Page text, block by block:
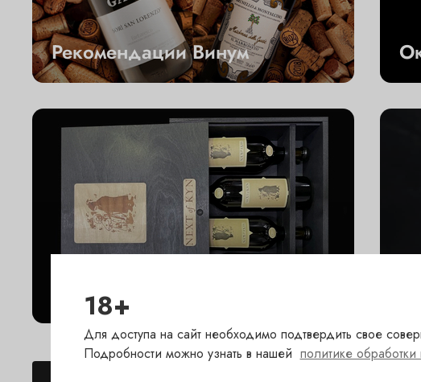
Рекомендации Винум
Раритеты
18+
Для доступа на сайт необходимо подтвердить свое
Подробности можно узнать в нашей политике